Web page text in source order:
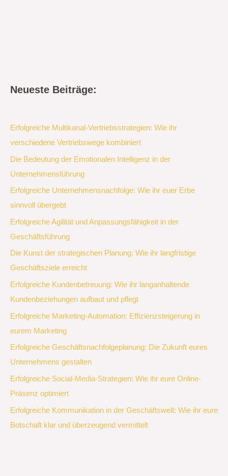
Neueste Beiträge:
Erfolgreiche Multikanal-Vertriebsstrategien: Wie ihr
verschiedene Vertriebswege kombiniert
Die Bedeutung der Emotionalen Intelligenz in der
Unternehmensführung
Erfolgreiche Unternehmensnachfolge: Wie ihr euer Erbe
sinnvoll übergebt
Erfolgreiche Agilität und Anpassungsfähigkeit in der
Geschäftsführung
Die Kunst der strategischen Planung: Wie ihr langfristige
Geschäftsziele erreicht
Erfolgreiche Kundenbetreuung: Wie ihr langanhaltende
Kundenbeziehungen aufbaut und pflegt
Erfolgreiche Marketing-Automation: Effizienzsteigerung in
eurem Marketing
Erfolgreiche Geschäftsnachfolgeplanung: Die Zukunft eures
Unternehmens gestalten
Erfolgreiche Social-Media-Strategien: Wie ihr eure Online-
Präsenz optimiert
Erfolgreiche Kommunikation in der Geschäftswelt: Wie ihr eure
Botschaft klar und überzeugend vermittelt